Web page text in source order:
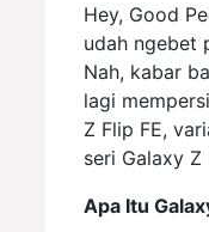
Hey, Good
udah ngebet
Nah, kabar
lagi
Z Flip FE,
seri Galaxy Z
Apa Itu